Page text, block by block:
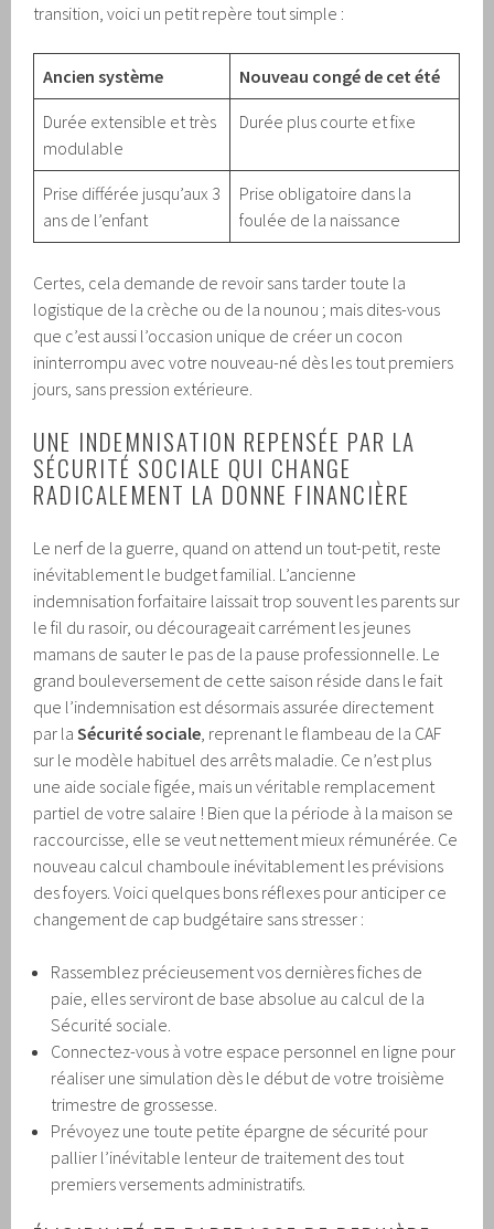
transition, voici un petit repère tout simple :
Ancien système Nouveau congé de cet été
Durée extensible et très
modulable
Durée plus courte et fixe
Prise différée jusqu’aux 3
ans de l’enfant
Prise obligatoire dans la
foulée de la naissance
Certes, cela demande de revoir sans tarder toute la
logistique de la crèche ou de la nounou ; mais dites-vous
que c’est aussi l’occasion unique de créer un cocon
ininterrompu avec votre nouveau-né dès les tout premiers
jours, sans pression extérieure.
UNE INDEMNISATION REPENSÉE PAR LA
SÉCURITÉ SOCIALE QUI CHANGE
RADICALEMENT LA DONNE FINANCIÈRE
Le nerf de la guerre, quand on attend un tout-petit, reste
inévitablement le budget familial. L’ancienne
indemnisation forfaitaire laissait trop souvent les parents sur
le fil du rasoir, ou décourageait carrément les jeunes
mamans de sauter le pas de la pause professionnelle. Le
grand bouleversement de cette saison réside dans le fait
que l’indemnisation est désormais assurée directement
par laSécurité sociale , reprenant le flambeau de la CAF
sur le modèle habituel des arrêts maladie. Ce n’est plus
une aide sociale figée, mais un véritable remplacement
partiel de votre salaire ! Bien que la période à la maison se
raccourcisse, elle se veut nettement mieux rémunérée. Ce
nouveau calcul chamboule inévitablement les prévisions
des foyers. Voici quelques bons réflexes pour anticiper ce
changement de cap budgétaire sans stresser :
Rassemblez précieusement vos dernières fiches de
paie, elles serviront de base absolue au calcul de la
Sécurité sociale.
Connectez-vous à votre espace personnel en ligne pour
réaliser une simulation dès le début de votre troisième
trimestre de grossesse.
Prévoyez une toute petite épargne de sécurité pour
pallier l’inévitable lenteur de traitement des tout
premiers versements administratifs.